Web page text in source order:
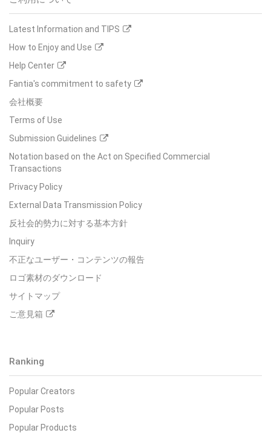
Latest Information and TIPS
How to Enjoy and Use
Help Center
Fantia's commitment to safety
会社概要
Terms of Use
Submission Guidelines
Notation based on the Act on Specified Commercial
Transactions
Privacy Policy
External Data Transmission Policy
反社会的勢力に対する基本方針
Inquiry
不正なユーザー・コンテンツの報告
ロゴ素材のダウンロード
サイトマップ
ご意見箱
Ranking
Popular Creators
Popular Posts
Popular Products